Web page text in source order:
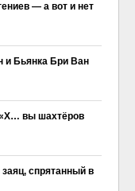
— а вот и нет
и Бьянка Бри Ван
вы шахтёров
спрятанный в